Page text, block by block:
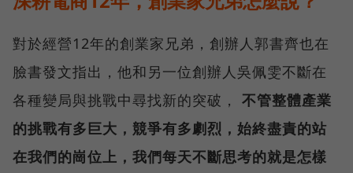
對於經營12年的創業家兄弟，創辦人郭書齊也在
臉書發文指出，他和另一位創辦人吳佩雯不斷在
各種變局與挑戰中尋找新的突破， 不管整體產業
的挑戰有多巨大，競爭有多劇烈，始終盡責的站
在我們的崗位上，我們每天不斷思考的就是怎樣